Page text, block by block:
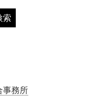
務所